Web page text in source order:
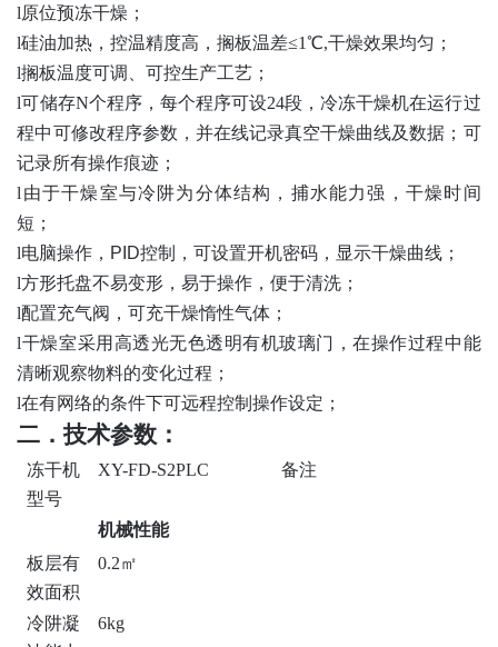
l原位预冻干燥；
l硅油加热，控温精度高，搁板温差≤1℃,干燥效果均匀；
l搁板温度可调、可控生产工艺；
l可储存N个程序，每个程序可设24段，冷冻干燥机在运行过
程中可修改程序参数，并在线记录真空干燥曲线及数据；可
记录所有操作痕迹；
l 由于干燥室与冷阱为分体结构，捕水能力强，干燥时间
短；
l电脑操作， PID控制，可设置开机密码， 显示干燥曲线；
l方形托盘不易变形，易于操作，便于清洗；
l配置充气阀，可充干燥惰性气体；
l干燥室采用高透光无色透明有机玻璃门，在操作过程中能
清晰观察物料的变化过程；
l在有网络的条件下可远程控制操作设定 ；
二．技术参数：
冻干机
型号
XY-FD-S2PLC 备注
机械性能
板层有
效面积
0.2㎡
冷阱凝
6kg